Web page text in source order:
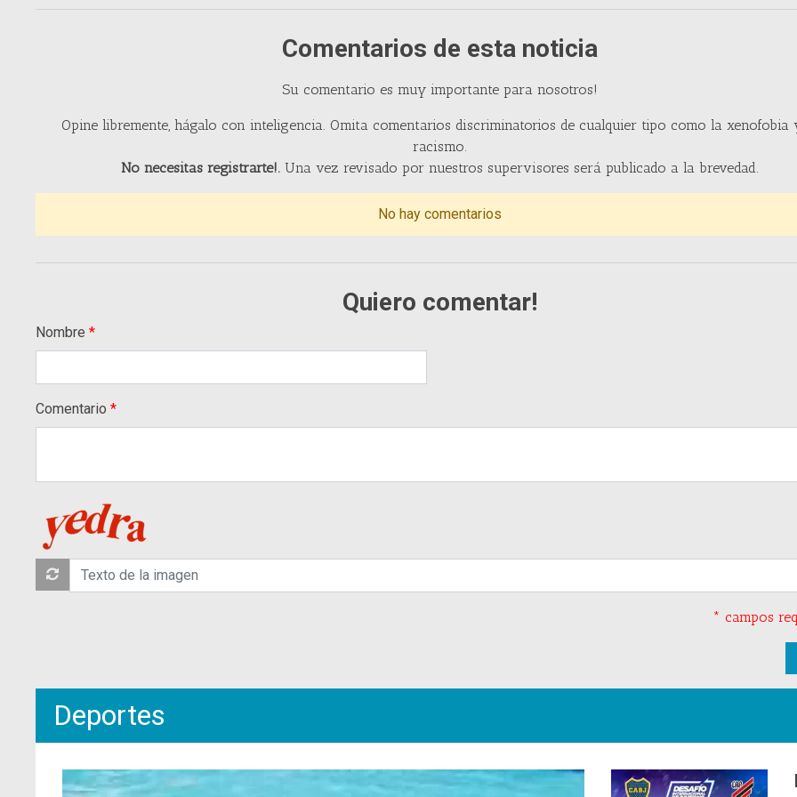
Comentarios de esta noticia
Su comentario es muy importante para nosotros!
Opine libremente, hágalo con inteligencia. Omita comentarios discriminatorios de cualquier tipo como la xenofobia
racismo.
No necesitas registrarte!. Una vez revisado por nuestros supervisores será publicado a la brevedad.
No hay comentarios
Quiero comentar!
Nombre
Comentario
* campos
Deportes